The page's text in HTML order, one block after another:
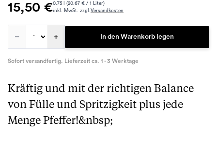
15,50 €0.75 l (20.67 € / 1 Liter)
inkl. MwSt. zzgl.Versandkosten
– + In den Warenkorb legen
Sofort versandfertig. Lieferzeit ca. 1 - 3 Werktage
Kräftig und mit der richtigen Balance
von Fülle und Spritzigkeit plus jede
Menge Pfeffer!&nbsp;